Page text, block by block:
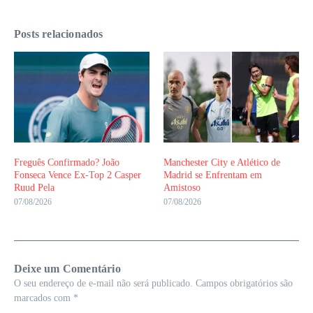
Posts relacionados
Freguês Confirmado? João
Fonseca Vence Ex-Top 2 Casper
Ruud Pela
07/08/2026
Manchester City e Atlético de
Madrid se Enfrentam em
Amistoso
07/08/2026
Deixe um Comentário
O seu endereço de e-mail não será publicado. Campos obrigatórios são
marcados com *